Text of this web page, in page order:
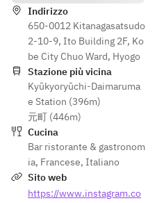
Indirizzo
650-0012 Kitanagasatsudo
2-10-9, Ito Building 2F, Ko
be City Chuo Ward, Hyogo
Stazione più vicina
Kyūkyoryūchi-Daimaruma
e Station (396m)
元町 (446m)
Cucina
Bar ristorante & gastronom
ia, Francese, Italiano
Sito web
https://www.instagram.co